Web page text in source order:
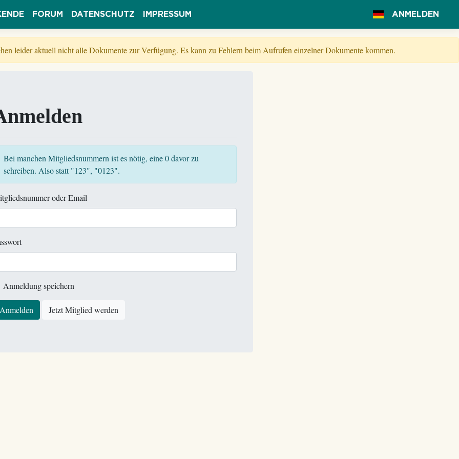
FORUM DATENSCHUTZ IMPRESSUM ANMELDEN
leider aktuell nicht alle Dokumente zur Verfügung. Es kann zu Fehlern beim Aufrufen einzelner Dokumente kommen.
Bei manchen Mitgliedsnummern ist es nötig, eine 0 davor zu
schreiben. Also statt "123", "0123".
oder Email
Anmeldung speichern
Anmelden Jetzt Mitglied werden